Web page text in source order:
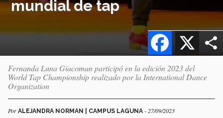
mundial de tap
X
Facebook
Fernanda Luna Giacoman participó en la edición 2023 del
World Tap Championship realizado por la International Dance
Organization
Por ALEJANDRA NORMAN | CAMPUS LAGUNA - 27/09/2023